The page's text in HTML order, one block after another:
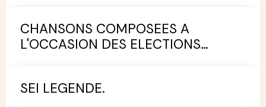
CHANSONS COMPOSEES A
L'OCCASION DES ELECTIONS
SEI LEGENDE.